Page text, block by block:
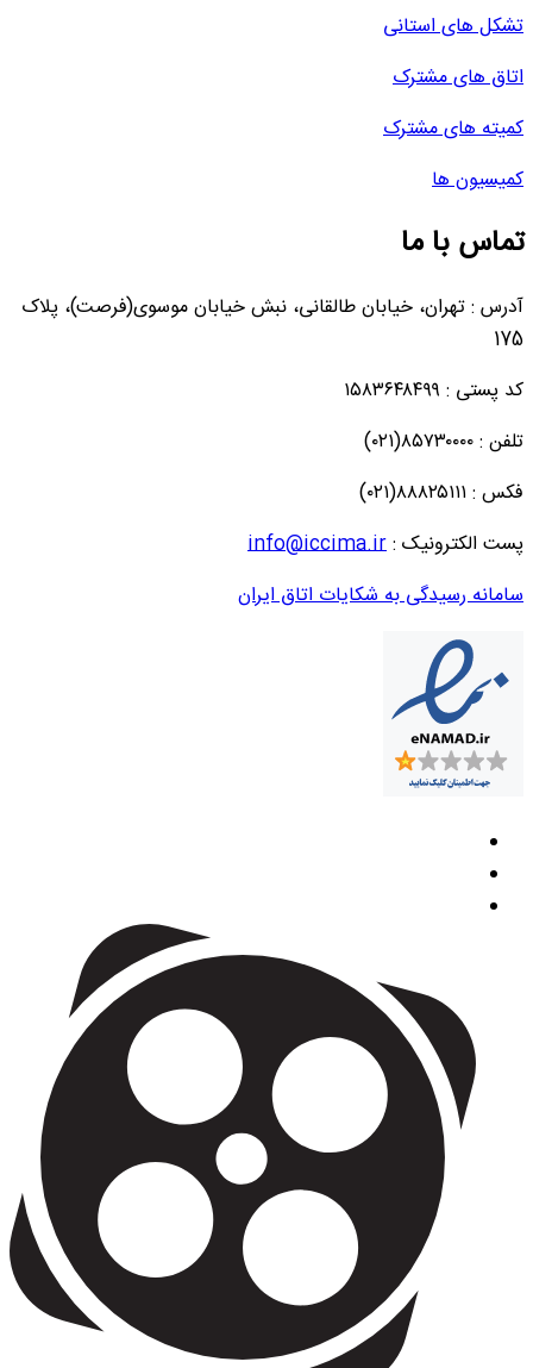
تشکل های استانی
اتاق های مشترک
کمیته های مشترک
کمیسیون ها
تماس با ما
آدرس : تهران، خیابان طالقانی، نبش خیابان موسوی(فرصت)، پلاک
175
کد پستی : ۱۵۸۳۶۴۸۴۹۹
تلفن : ۸۵۷۳۰۰۰۰(۰۲۱)
فکس : ۸۸۸۲۵۱۱۱(۰۲۱)
پست الکترونیک :info@iccima.ir
سامانه رسیدگی به شکایات اتاق ایران